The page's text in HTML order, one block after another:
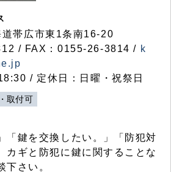
帯広市東1条南16-20
/ FAX：0155-26-3814 / k
/ 定休日：日曜・祝祭日
取付可
「鍵を交換したい。」「防犯対
カギと防犯に鍵に関することな
下さい。